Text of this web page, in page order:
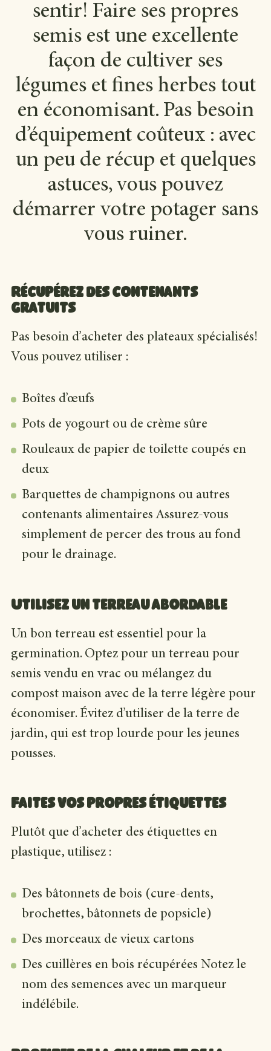
sentir! Faire ses propres
semis est une excellente
façon de cultiver ses
légumes et fines herbes tout
en économisant. Pas besoin
d’équipement coûteux : avec
un peu de récup et quelques
astuces, vous pouvez
démarrer votre potager sans
vous ruiner.
Récupérez des contenants
gratuits
Pas besoin d’acheter des plateaux spécialisés!
Vous pouvez utiliser :
Boîtes d’œufs
Pots de yogourt ou de crème sûre
Rouleaux de papier de toilette coupés en
deux
Barquettes de champignons ou autres
contenants alimentaires Assurez-vous
simplement de percer des trous au fond
pour le drainage.
Utilisez un terreau abordable
Un bon terreau est essentiel pour la
germination. Optez pour un terreau pour
semis vendu en vrac ou mélangez du
compost maison avec de la terre légère pour
économiser. Évitez d’utiliser de la terre de
jardin, qui est trop lourde pour les jeunes
pousses.
Faites vos propres étiquettes
Plutôt que d’acheter des étiquettes en
plastique, utilisez :
Des bâtonnets de bois (cure-dents,
brochettes, bâtonnets de popsicle)
Des morceaux de vieux cartons
Des cuillères en bois récupérées Notez le
nom des semences avec un marqueur
indélébile.